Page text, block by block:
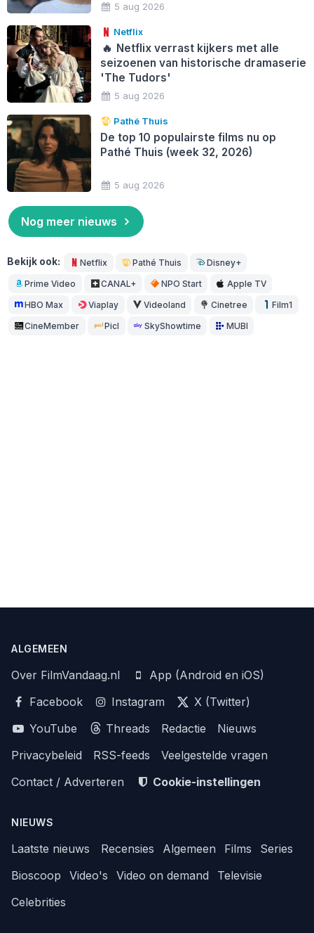
5 aug 2026
Netflix
🔥 Netflix verrast kijkers met alle
seizoenen van historische dramaserie
'The Tudors'
5 aug 2026
Pathé Thuis
De top 10 populairste films nu op
Pathé Thuis (week 32, 2026)
5 aug 2026
Nog meer nieuws
Bekijk ook: Netflix Pathé Thuis Disney+
Prime Video CANAL+ NPO Start Apple TV
HBO Max Viaplay Videoland Cinetree Film1
CineMember Picl SkyShowtime MUBI
ALGEMEEN
Over FilmVandaag.nl
App (Android en iOS)
Facebook
Instagram
X (Twitter)
YouTube
Threads Redactie
Nieuws
Privacybeleid
RSS-feeds
Veelgestelde vragen
Contact / Adverteren
Cookie-instellingen
NIEUWS
Laatste nieuws Recensies Algemeen Films
Series
Bioscoop
Video's Video on demand
Televisie
Celebrities